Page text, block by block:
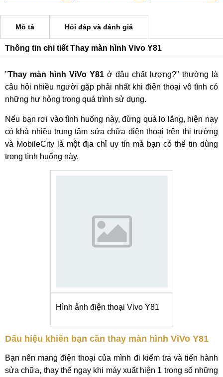
Mô tả Hỏi đáp và đánh giá
Thông tin chi tiết Thay màn hình Vivo Y81
"Thay màn hình ViVo Y81 ở đâu chất lượng?" thường là
câu hỏi nhiều người gặp phải nhất khi điện thoại vô tình có
những hư hỏng trong quá trình sử dụng.
Nếu bạn rơi vào tình huống này, đừng quá lo lắng, hiện nay
có khá nhiều trung tâm sửa chữa điện thoại trên thị trường
và MobileCity là một địa chỉ uy tín mà bạn có thể tin dùng
trong tình huống này.
Hình ảnh điện thoại Vivo Y81
Dấu hiệu khiến bạn cần thay màn hình ViVo Y81
Bạn nên mang điện thoại của mình đi kiểm tra và tiến hành
sửa chữa, thay thế ngay khi máy xuất hiện 1 trong số những